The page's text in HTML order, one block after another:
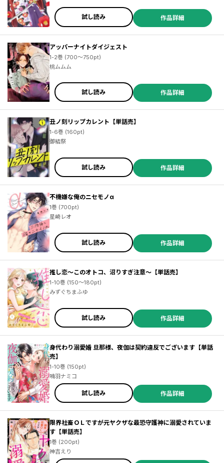
試し読み 作品詳細
アッパーナイトダイジェスト
1-2巻 (700～750pt)
桃ムムム
試し読み 作品詳細
丑ノ刻リップカレント【単話売】
1-6巻 (160pt)
御結祭
試し読み 作品詳細
不機嫌な俺のニセモノα
1巻 (700pt)
星崎レオ
試し読み 作品詳細
推し恋～このオトコ、沼りすぎ注意～【単話売】
1-10巻 (150～180pt)
みずぐちまふゆ
試し読み 作品詳細
身代わり溺愛婚 旦那様、夜伽は契約違反でございます【単話
売】
1-10巻 (150pt)
喃羽ナミコ
試し読み 作品詳細
限界社畜ＯＬですが元ヤクザな最恐守護神に溺愛されていま
す【単話売】
1巻 (200pt)
神吉えり